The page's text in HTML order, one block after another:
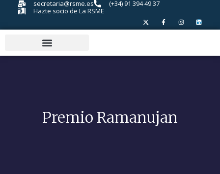
secretaria@rsme.es
(+34) 91 394 49 37
Hazte socio de La RSME
Premio Ramanujan